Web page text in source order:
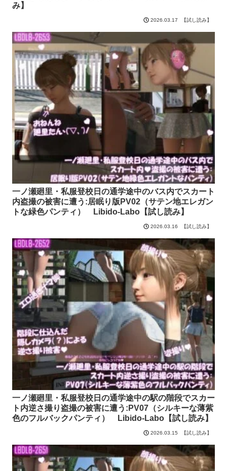
み】
2026.03.17 【試し読み】
一ノ瀬廻里・私服登校日の通学途中のバス内でスカート
内盗撮の被害に遭う:居眠り版PV02（サテン地エレガン
トな緑色パンティ） Libido-Labo【試し読み】
2026.03.16 【試し読み】
一ノ瀬廻里・私服登校日の通学途中の駅の階段でスカー
ト内逆さ撮り盗撮の被害に遭う:PV07（シルキーな薄紫
色のフルバックパンティ） Libido-Labo【試し読み】
2026.03.15 【試し読み】